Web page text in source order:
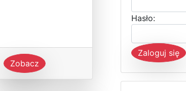
Zobacz
Hasło:
Zaloguj się